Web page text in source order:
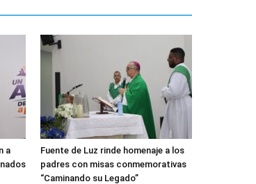
a
Fuente de Luz rinde homenaje a los
padres con misas conmemorativas
“Caminando su Legado”